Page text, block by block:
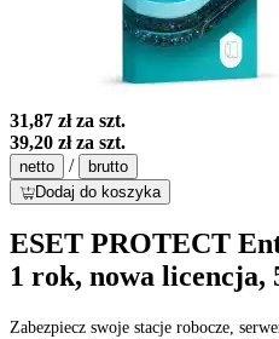
31,87 złza szt.
39,20 złza szt.
netto /
brutto
Dodaj do koszyka
ESET PROTECT
1 rok, nowa licencja,
Zabezpiecz swoje stacje robocze,